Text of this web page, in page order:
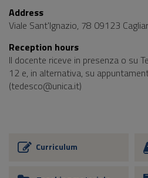
Address
Viale Sant'Ignazio, 78 09123
Reception hours
Il docente riceve in presenza o su
12 e, in alternativa, su
(tedesco@unica.it)
Curriculum